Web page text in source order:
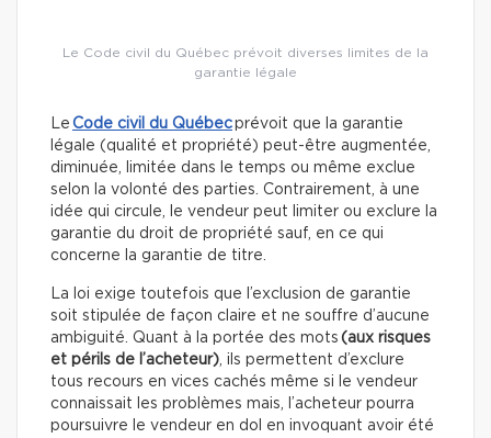
Le Code civil du Québec prévoit diverses limites de la
garantie légale
Le Code civil du Québecprévoit que la garantie
légale (qualité et propriété) peut-être augmentée,
diminuée, limitée dans le temps ou même exclue
selon la volonté des parties. Contrairement, à une
idée qui circule, le vendeur peut limiter ou exclure la
garantie du droit de propriété sauf, en ce qui
concerne la garantie de titre.
La loi exige toutefois que l’exclusion de garantie
soit stipulée de façon claire et ne souffre d’aucune
ambiguité. Quant à la portée des mots (aux risques
et périls de l’acheteur) , ils permettent d’exclure
tous recours en vices cachés même si le vendeur
connaissait les problèmes mais, l’acheteur pourra
poursuivre le vendeur en dol en invoquant avoir été